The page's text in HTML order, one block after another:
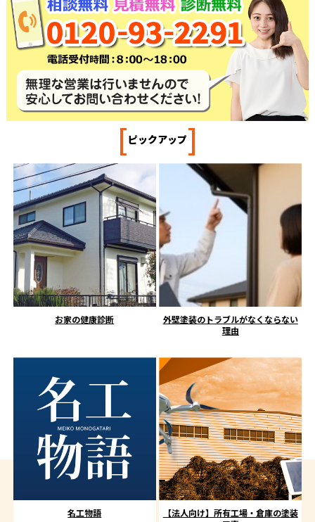
[ピックアップ]
お家の健康診断
外壁塗装のトラブルがなくならない
理由
名工物語
【法人向け】所有工場・倉庫の塗装